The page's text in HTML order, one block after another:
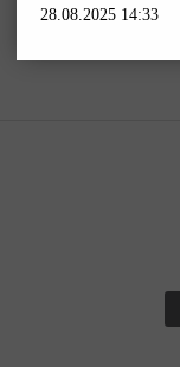
28.08.2025 14:33